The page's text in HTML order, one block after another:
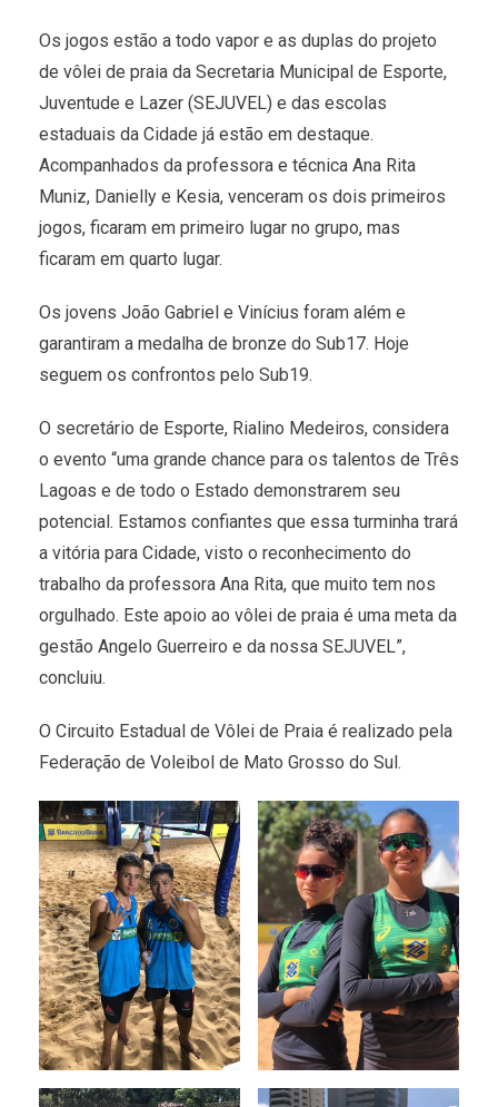
Os jogos estão a todo vapor e as duplas do projeto
de vôlei de praia da Secretaria Municipal de Esporte,
Juventude e Lazer (SEJUVEL) e das escolas
estaduais da Cidade já estão em destaque.
Acompanhados da professora e técnica Ana Rita
Muniz, Danielly e Kesia, venceram os dois primeiros
jogos, ficaram em primeiro lugar no grupo, mas
ficaram em quarto lugar.
Os jovens João Gabriel e Vinícius foram além e
garantiram a medalha de bronze do Sub17. Hoje
seguem os confrontos pelo Sub19.
O secretário de Esporte, Rialino Medeiros, considera
o evento “uma grande chance para os talentos de Três
Lagoas e de todo o Estado demonstrarem seu
potencial. Estamos confiantes que essa turminha trará
a vitória para Cidade, visto o reconhecimento do
trabalho da professora Ana Rita, que muito tem nos
orgulhado. Este apoio ao vôlei de praia é uma meta da
gestão Angelo Guerreiro e da nossa SEJUVEL”,
concluiu.
O Circuito Estadual de Vôlei de Praia é realizado pela
Federação de Voleibol de Mato Grosso do Sul.